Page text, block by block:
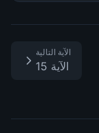
الآية التالية
الآية 15